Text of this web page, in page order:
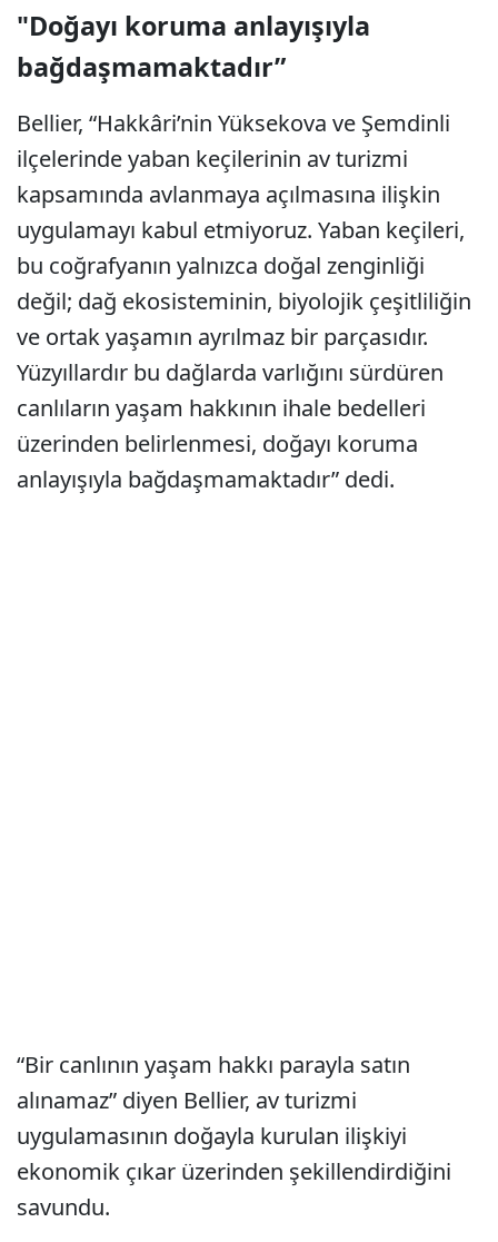
"Doğayı koruma anlayışıyla
bağdaşmamaktadır”
Bellier, “Hakkâri’nin Yüksekova ve Şemdinli
ilçelerinde yaban keçilerinin av turizmi
kapsamında avlanmaya açılmasına ilişkin
uygulamayı kabul etmiyoruz. Yaban keçileri,
bu coğrafyanın yalnızca doğal zenginliği
değil; dağ ekosisteminin, biyolojik çeşitliliğin
ve ortak yaşamın ayrılmaz bir parçasıdır.
Yüzyıllardır bu dağlarda varlığını sürdüren
canlıların yaşam hakkının ihale bedelleri
üzerinden belirlenmesi, doğayı koruma
anlayışıyla bağdaşmamaktadır” dedi.
“Bir canlının yaşam hakkı parayla satın
alınamaz” diyen Bellier, av turizmi
uygulamasının doğayla kurulan ilişkiyi
ekonomik çıkar üzerinden şekillendirdiğini
savundu.